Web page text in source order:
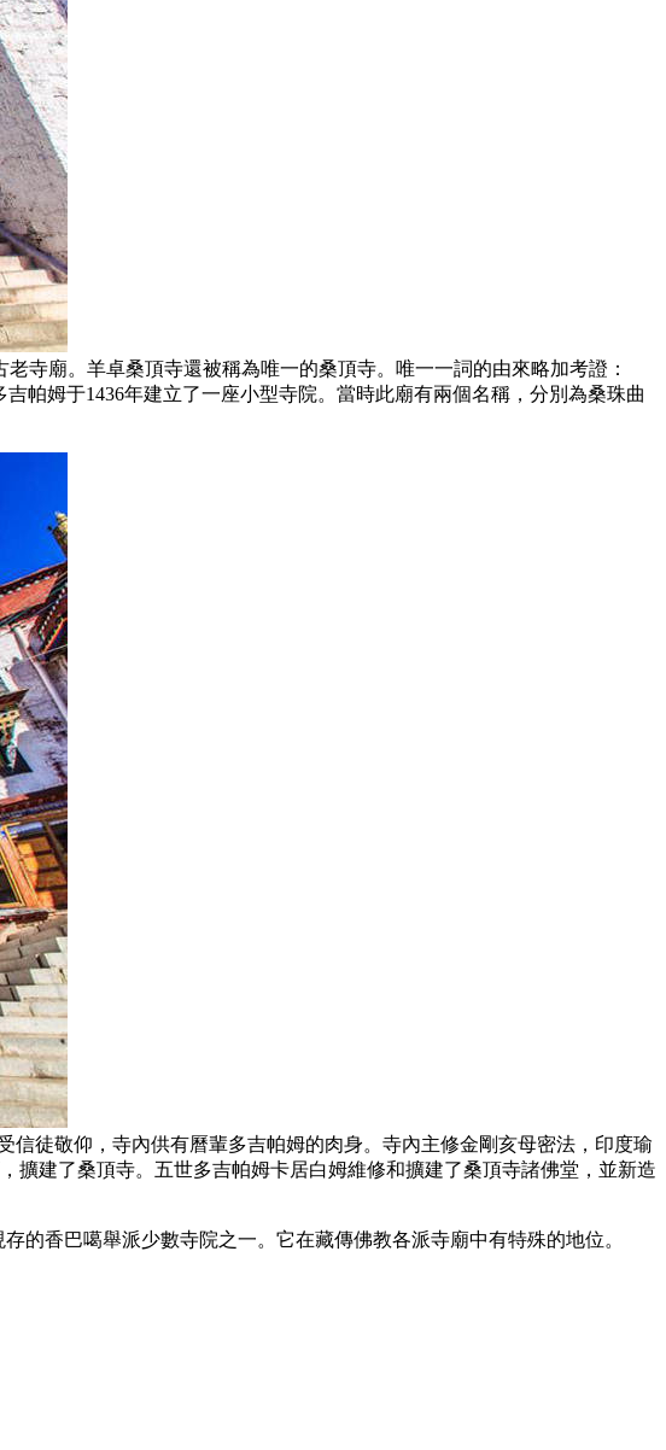
寺廟。羊卓桑頂寺還被稱為唯一的桑頂寺。唯一一詞的由來略加考證：
帕姆于1436年建立了一座小型寺院。當時此廟有兩個名稱，分別為桑珠曲
徒敬仰，寺內供有曆輩多吉帕姆的肉身。寺內主修金剛亥母密法，印度瑜
建了桑頂寺。五世多吉帕姆卡居白姆維修和擴建了桑頂寺諸佛堂，並新造
的香巴噶舉派少數寺院之一。它在藏傳佛教各派寺廟中有特殊的地位。